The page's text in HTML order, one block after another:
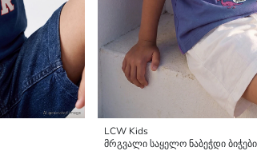
LCW Kids
მრგვალი საყელო ნაბეჭდი